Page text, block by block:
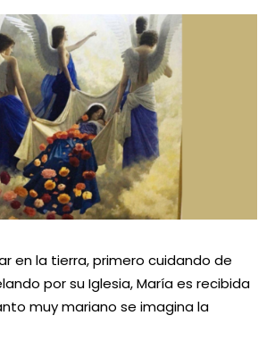
en la tierra, primero cuidando de
por su Iglesia, María es recibida
muy mariano se imagina la